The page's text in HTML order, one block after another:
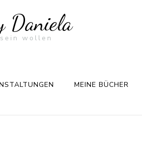
Daniela
wollen
MEINE BÜCHER